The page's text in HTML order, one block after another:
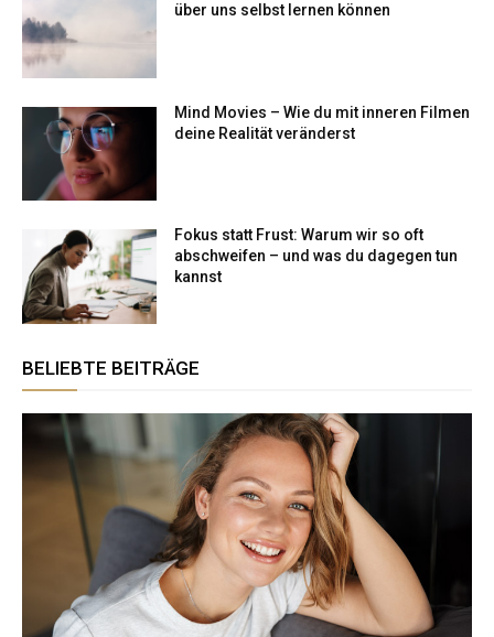
über uns selbst lernen können
Mind Movies – Wie du mit inneren Filmen
deine Realität veränderst
Fokus statt Frust: Warum wir so oft
abschweifen – und was du dagegen tun
kannst
BELIEBTE BEITRÄGE